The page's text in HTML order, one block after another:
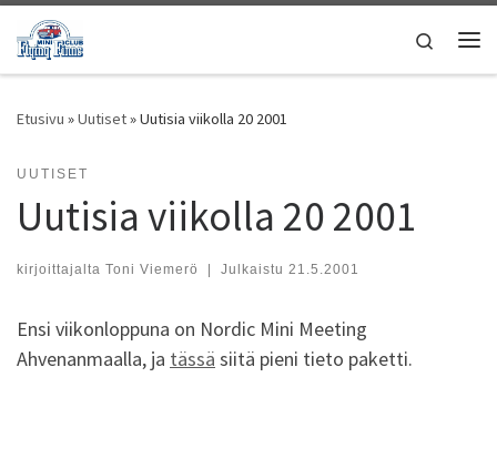
Skip to content
Search
Etusivu »Uutiset»Uutisia viikolla 20 2001
UUTISET
Uutisia viikolla 20 2001
kirjoittajalta Toni Viemerö | Julkaistu 21.5.2001
Ensi viikonloppuna on Nordic Mini Meeting
Ahvenanmaalla, ja tässä siitä pieni tieto paketti.